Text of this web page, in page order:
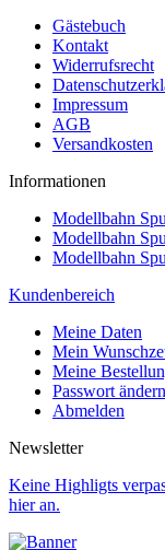
Gästebuch
Kontakt
Widerrufsrecht
Impressum
AGB
Versandkosten
Informationen
Modellbahn
Modellbahn
Modellbahn
Kundenbereich
Meine Daten
Mein
Meine
Passwort ändern
Abmelden
Newsletter
Keine Highligts
hier an.